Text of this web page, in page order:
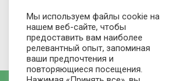
Мы используем файлы cookie на
нашем веб-сайте, чтобы
предоставить вам наиболее
релевантный опыт, запоминая
ваши предпочтения и
повторяющиеся посещения.